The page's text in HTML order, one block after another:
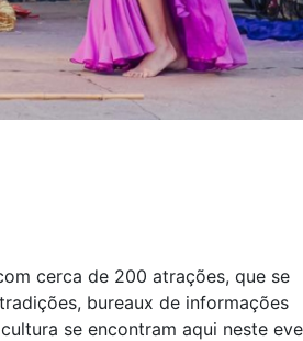
cerca de 200 atrações, que se
bureaux de informações
se encontram aqui neste